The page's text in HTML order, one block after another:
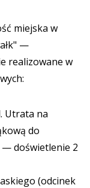
miejska w
—
realizowane w
Utrata na
do
— doświetlenie 2
(odcinek